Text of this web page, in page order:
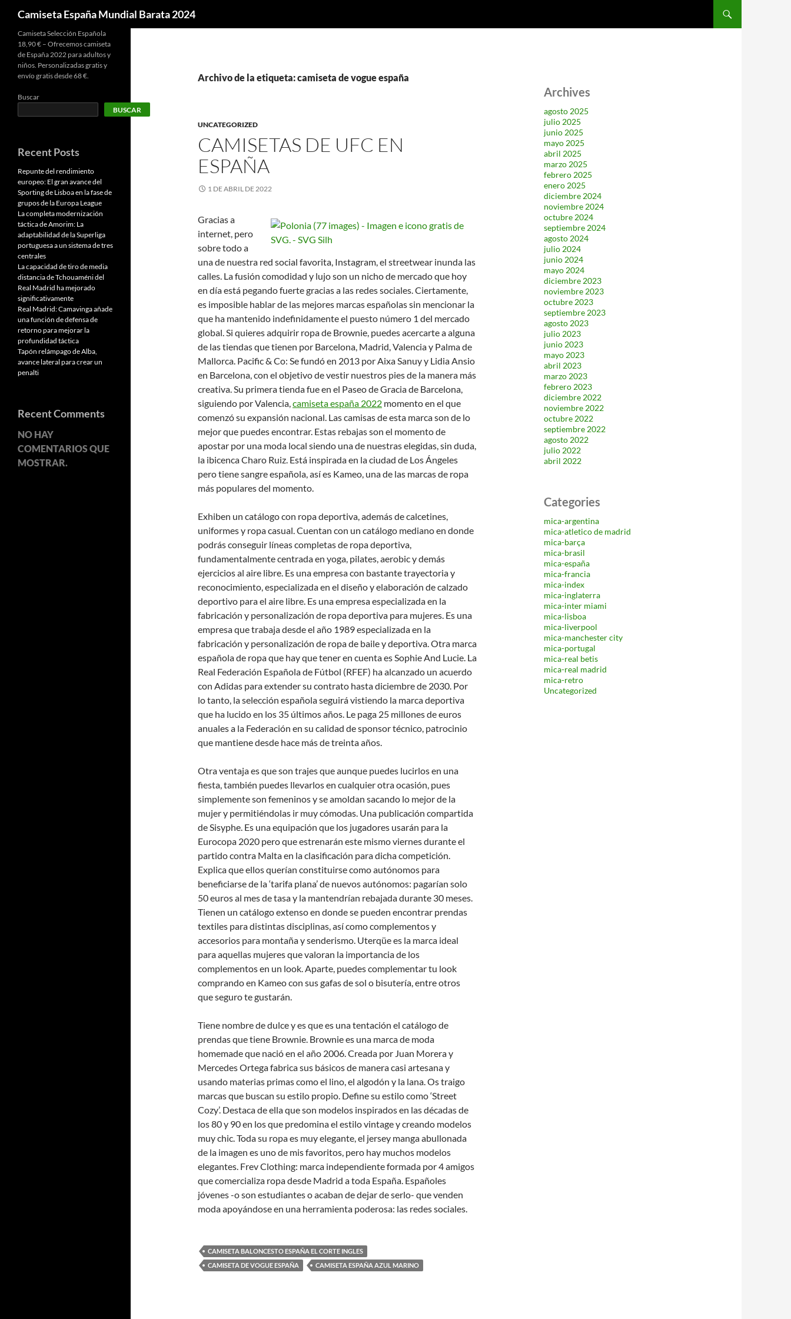
Camiseta España Mundial Barata 2024
Archivo de la etiqueta: camiseta de vogue españa
UNCATEGORIZED
CAMISETAS DE UFC EN
ESPAÑA
1 DE ABRIL DE 2022
Gracias a
internet, pero
sobre todo a
una de nuestra red social favorita, Instagram, el streetwear inunda las
calles. La fusión comodidad y lujo son un nicho de mercado que hoy
en día está pegando fuerte gracias a las redes sociales. Ciertamente,
es imposible hablar de las mejores marcas españolas sin mencionar la
que ha mantenido indefinidamente el puesto número 1 del mercado
global. Si quieres adquirir ropa de Brownie, puedes acercarte a alguna
de las tiendas que tienen por Barcelona, Madrid, Valencia y Palma de
Mallorca. Pacific & Co: Se fundó en 2013 por Aixa Sanuy y Lidia Ansio
en Barcelona, con el objetivo de vestir nuestros pies de la manera más
creativa. Su primera tienda fue en el Paseo de Gracia de Barcelona,
siguiendo por Valencia,camiseta españa 2022 momento en el que
comenzó su expansión nacional. Las camisas de esta marca son de lo
mejor que puedes encontrar. Estas rebajas son el momento de
apostar por una moda local siendo una de nuestras elegidas, sin duda,
la ibicenca Charo Ruiz. Está inspirada en la ciudad de Los Ángeles
pero tiene sangre española, así es Kameo, una de las marcas de ropa
más populares del momento.
Exhiben un catálogo con ropa deportiva, además de calcetines,
uniformes y ropa casual. Cuentan con un catálogo mediano en donde
podrás conseguir líneas completas de ropa deportiva,
fundamentalmente centrada en yoga, pilates, aerobic y demás
ejercicios al aire libre. Es una empresa con bastante trayectoria y
reconocimiento, especializada en el diseño y elaboración de calzado
deportivo para el aire libre. Es una empresa especializada en la
fabricación y personalización de ropa deportiva para mujeres. Es una
empresa que trabaja desde el año 1989 especializada en la
fabricación y personalización de ropa de baile y deportiva. Otra marca
española de ropa que hay que tener en cuenta es Sophie And Lucie. La
Real Federación Española de Fútbol (RFEF) ha alcanzado un acuerdo
con Adidas para extender su contrato hasta diciembre de 2030. Por
lo tanto, la selección española seguirá vistiendo la marca deportiva
que ha lucido en los 35 últimos años. Le paga 25 millones de euros
anuales a la Federación en su calidad de sponsor técnico, patrocinio
que mantiene desde hace más de treinta años.
Otra ventaja es que son trajes que aunque puedes lucirlos en una
fiesta, también puedes llevarlos en cualquier otra ocasión, pues
simplemente son femeninos y se amoldan sacando lo mejor de la
mujer y permitiéndolas ir muy cómodas. Una publicación compartida
de Sisyphe. Es una equipación que los jugadores usarán para la
Eurocopa 2020 pero que estrenarán este mismo viernes durante el
partido contra Malta en la clasificación para dicha competición.
Explica que ellos querían constituirse como autónomos para
beneficiarse de la ‘tarifa plana’ de nuevos autónomos: pagarían solo
50 euros al mes de tasa y la mantendrían rebajada durante 30 meses.
Tienen un catálogo extenso en donde se pueden encontrar prendas
textiles para distintas disciplinas, así como complementos y
accesorios para montaña y senderismo. Uterqüe es la marca ideal
para aquellas mujeres que valoran la importancia de los
complementos en un look. Aparte, puedes complementar tu look
comprando en Kameo con sus gafas de sol o bisutería, entre otros
que seguro te gustarán.
Tiene nombre de dulce y es que es una tentación el catálogo de
prendas que tiene Brownie. Brownie es una marca de moda
homemade que nació en el año 2006. Creada por Juan Morera y
Mercedes Ortega fabrica sus básicos de manera casi artesana y
usando materias primas como el lino, el algodón y la lana. Os traigo
marcas que buscan su estilo propio. Define su estilo como ‘Street
Cozy’. Destaca de ella que son modelos inspirados en las décadas de
los 80 y 90 en los que predomina el estilo vintage y creando modelos
muy chic. Toda su ropa es muy elegante, el jersey manga abullonada
de la imagen es uno de mis favoritos, pero hay muchos modelos
elegantes. Frev Clothing: marca independiente formada por 4 amigos
que comercializa ropa desde Madrid a toda España. Españoles
jóvenes -o son estudiantes o acaban de dejar de serlo- que venden
moda apoyándose en una herramienta poderosa: las redes sociales.
CAMISETA BALONCESTO ESPAÑA EL CORTE INGLES
CAMISETA DE VOGUE ESPAÑA
CAMISETA ESPAÑA AZUL MARINO
Archives
agosto 2025
julio 2025
junio 2025
mayo 2025
abril 2025
marzo 2025
febrero 2025
enero 2025
diciembre 2024
noviembre 2024
octubre 2024
septiembre 2024
agosto 2024
julio 2024
junio 2024
mayo 2024
diciembre 2023
noviembre 2023
octubre 2023
septiembre 2023
agosto 2023
julio 2023
junio 2023
mayo 2023
abril 2023
marzo 2023
febrero 2023
diciembre 2022
noviembre 2022
octubre 2022
septiembre 2022
agosto 2022
julio 2022
abril 2022
Categories
mica-argentina
mica-atletico de madrid
mica-barça
mica-brasil
mica-españa
mica-francia
mica-index
mica-inglaterra
mica-inter miami
mica-lisboa
mica-liverpool
mica-manchester city
mica-portugal
mica-real betis
mica-real madrid
mica-retro
Uncategorized
Camiseta Selección Española
18,90 € – Ofrecemos camiseta
de España 2022 para adultos y
niños. Personalizadas gratis y
envío gratis desde 68 €.
Buscar
BUSCAR
Recent Posts
Repunte del rendimiento
europeo: El gran avance del
Sporting de Lisboa en la fase de
grupos de la Europa League
La completa modernización
táctica de Amorim: La
adaptabilidad de la Superliga
portuguesa a un sistema de tres
centrales
La capacidad de tiro de media
distancia de Tchouaméni del
Real Madrid ha mejorado
significativamente
Real Madrid: Camavinga añade
una función de defensa de
retorno para mejorar la
profundidad táctica
Tapón relámpago de Alba,
avance lateral para crear un
penalti
Recent Comments
NO HAY
COMENTARIOS QUE
MOSTRAR.